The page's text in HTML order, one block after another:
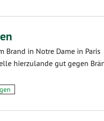
Brand in Notre Dame in Paris
hierzulande gut gegen